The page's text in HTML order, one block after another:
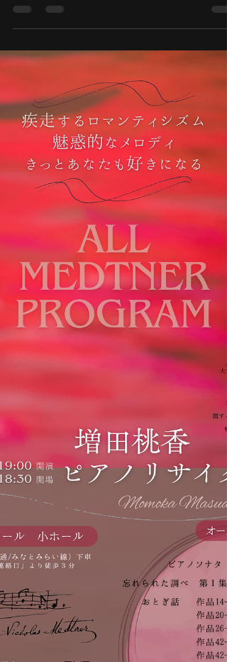
日時 2025年8月17日（日）9:30 公開リハーサル
始 14:30 コンサート開演 会場 太田文化の森ホ